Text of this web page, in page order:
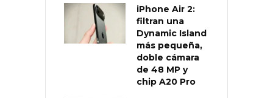
iPhone Air 2:
filtran una
Dynamic Island
más pequeña,
doble cámara
de 48 MP y
chip A20 Pro